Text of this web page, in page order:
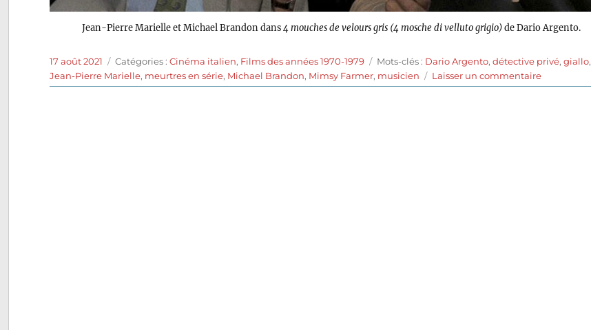
Jean-Pierre Marielle et Michael Brandon dans4 mouches de velours gris (4 mosche di velluto grigio)de Dario Argento.
Publié
le
17 août 2021 Catégories
Catégories :Cinéma italien, Films des années 1970-1979 Étiquettes
Mots-clés : Dario Argento,détective privé,giallo,
Jean-Pierre Marielle, meurtres en série, Michael Brandon, Mimsy Farmer, musicien Laisser un commentairesur
Quatre